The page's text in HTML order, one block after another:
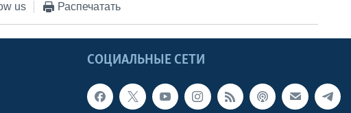
us Распечатать
СОЦИАЛЬНЫЕ СЕТИ